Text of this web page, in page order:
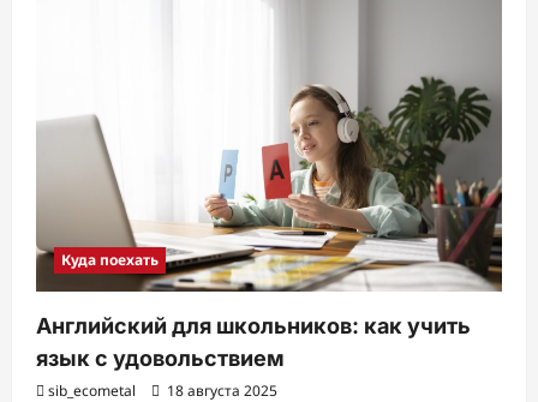
Куда поехать
Английский для школьников: как учить
язык с удовольствием
sib_ecometal 18 августа 2025